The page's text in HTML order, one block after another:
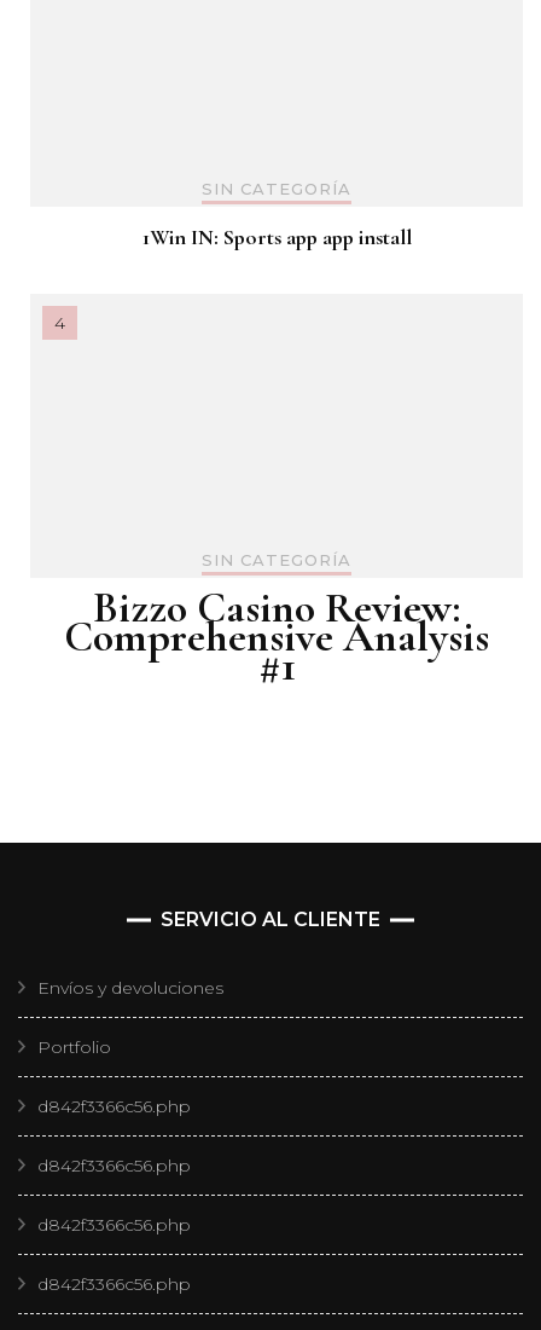
SIN CATEGORÍA
1Win IN: Sports app app install
SIN CATEGORÍA
Bizzo Casino Review:
Comprehensive Analysis
#1
SERVICIO AL CLIENTE
Envíos y devoluciones
Portfolio
d842f3366c56.php
d842f3366c56.php
d842f3366c56.php
d842f3366c56.php